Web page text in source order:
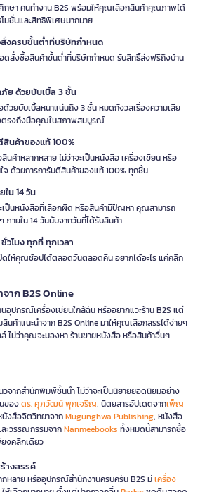
กษา คนทำงาน B2S พร้อมให้คุณเลือกสินค้าคุณภาพได้
มชั่นและสิทธิพิเศษมากมาย
สั่งครบขั้นต่ำที่บริษัทกำหนด
ดสั่งซื้อสินค้าขั้นต่ำที่บริษัทกำหนด รับสิทธิ์ส่งฟรีถึงบ้าน
ย ด้วยบับเบิ้ล 3 ชั้น
วยบับเบิ้ลหนาแน่นถึง 3 ชั้น หมดกังวลเรื่องความเสีย
ตรงถึงมือคุณในสภาพสมบูรณ์
นค้าของแท้ 100%
ค้าหลากหลาย ไม่ว่าจะเป็นหนังสือ เครื่องเขียน หรือ
จ ด้วยการการันตีสินค้าของแท้ 100% ทุกชิ้น
น 14 วัน
ะเป็นหนังสือที่เลือกผิด หรือสินค้ามีปัญหา คุณสามารถ
ภายใน 14 วันนับจากวันที่ได้รับสินค้า
วโมง ทุกที่ ทุกเวลา
ดให้คุณช้อปได้ตลอดวันตลอดคืน อยากได้อะไร แค่คลิก
าก B2S Online
อุปกรณ์เครื่องเขียนใกล้ฉัน หรืออยากแวะร้าน B2S แต่
สินค้าแนะนำจาก B2S Online มาให้คุณเลือกสรรได้ง่ายๆ
ไม่ว่าคุณจะมองหา ร้านขายหนังสือ หรือสินค้าอื่นๆ
วจากสำนักพิมพ์ชั้นนำ ไม่ว่าจะเป็นนิยายยอดนิยมอย่าง
ของดร. ศุภวัฒน์ พุกเจริญ, นิตยสารอัปเดตจากเพ็ญ
งสือจิตวิทยาจากMugunghwa Publishing, หนังสือ
ะวรรณกรรมจากNanmeebooks ทั้งหมดนี้สามารถซื้อ
งคลิกเดียว
างสรรค์
หลาย หรืออุปกรณ์สำนักงานครบครัน B2S มีเครื่อง